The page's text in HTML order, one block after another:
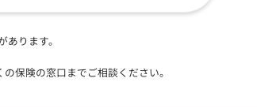
ります。
保険の窓口までご相談ください。